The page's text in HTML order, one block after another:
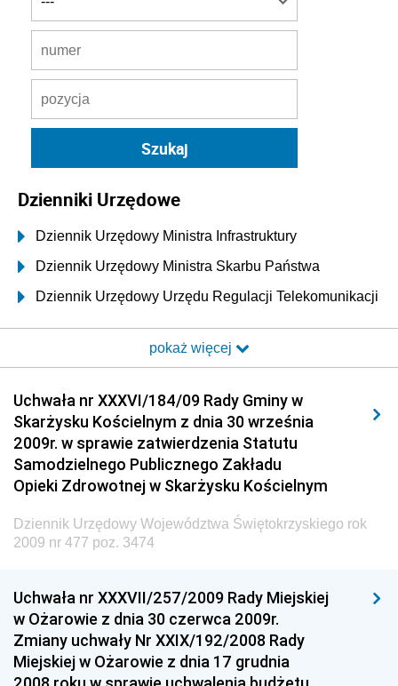
Dzienniki Urzędowe
Dziennik Urzędowy Ministra Infrastruktury
Dziennik Urzędowy Ministra Skarbu Państwa
Dziennik Urzędowy Urzędu Regulacji Telekomunikacji
Dziennik Urzędowy Ministra Transportu i Budownictwa
Elektronicznej
Dziennik Urzędowy Ministra Spraw Wewnętrznych i
Administracji
Dziennik Urzędowy Ministra Transportu
Dziennik Urzędowy Ministra Budownictwa
Dziennik Urzędowy Ministra Nauki i Szkolnictwa
Dziennik Urzędowy Głównego Urzędu Miar
Dziennik Urzędowy Ministra Rolnictwa i Rozwoju Wsi
Dziennik Urzędowy Ministra Edukacji Narodowej i
Sportu
pokaż więcej
Uchwała nr XXXVI/184/09 Rady Gminy w
Skarżysku Kościelnym z dnia 30 września
2009r. w sprawie zatwierdzenia Statutu
Samodzielnego Publicznego Zakładu
Opieki Zdrowotnej w Skarżysku Kościelnym
Dziennik Urzędowy Województwa Świętokrzyskiego rok
2009 nr 477 poz. 3474
Uchwała nr XXXVII/257/2009 Rady Miejskiej
w Ożarowie z dnia 30 czerwca 2009r.
Zmiany uchwały Nr XXIX/192/2008 Rady
Miejskiej w Ożarowie z dnia 17 grudnia